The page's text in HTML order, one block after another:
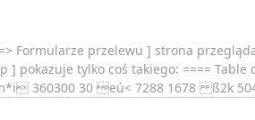
Formularze przelewu ] strona
pokazuje tylko coś takiego: ==== Table
m*i 360300 30 eú< 7288 1678 ß2k